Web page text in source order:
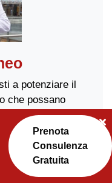
a potenziare il
che possano
clienti e la
brand.
QUI
Prenota
Consulenza
Gratuita